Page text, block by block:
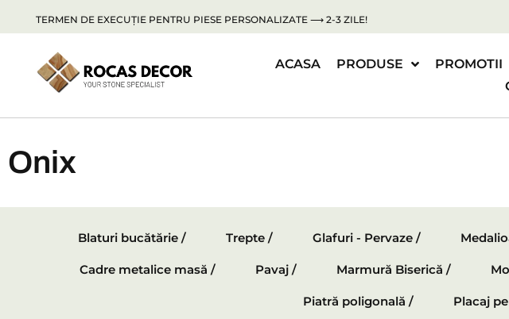
TERMEN DE EXECUȚIE PENTRU PIESE PERSONALIZATE ⟶ 2-3 ZILE!
ACASA PRODUSE PROMOTII
Onix
Blaturi bucătărie / Trepte / Glafuri - Pervaze /
Cadre metalice masă / Pavaj / Marmură Biserică /
Piatră poligonală / Placaj